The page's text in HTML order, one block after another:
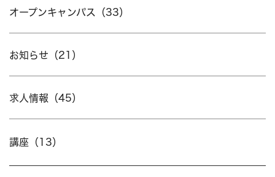
オープンキャンパス（33）
お知らせ（21）
求人情報（45）
講座（13）